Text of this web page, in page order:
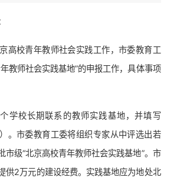
高校青年教师社会实践工作，市委教育工
教师社会实践基地”的申报工作，具体事项
学校长期联系的教师实践基地，并填写
。市委教育工委将组织专家从中评选出若
市级“北京高校青年教师社会实践基地”。市
供2万元的建设经费。实践基地应为地处北